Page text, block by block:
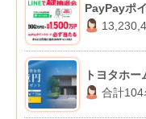
PayPayポ
トヨタホ
合計104